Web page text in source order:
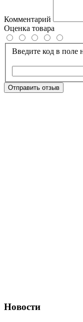
Комментарий
Оценка товара
Введите код в поле
Отправить отзыв
Новости